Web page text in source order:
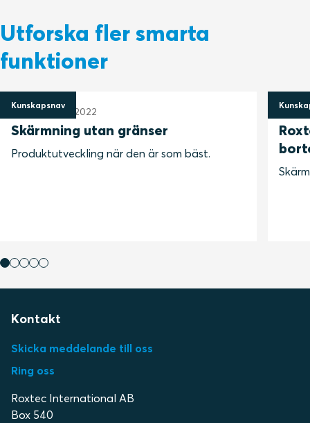
Utforska fler smarta
funktioner
Kunskapsnav
13 september 2022
Skärmning utan gränser
Produktutveckling när den är som bäst.
13
Kontakt
Skicka meddelande till oss
Ring oss
Roxtec International AB
Box 540